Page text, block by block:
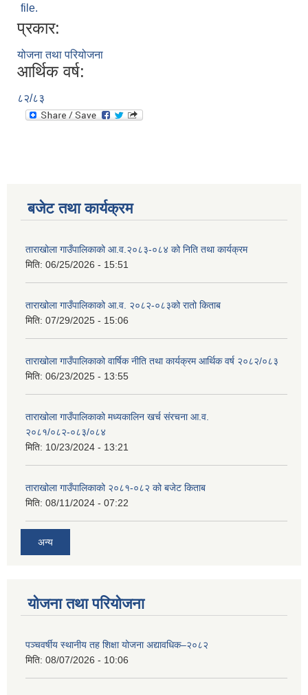
file.
प्रकार:
योजना तथा परियोजना
आर्थिक वर्ष:
८२/८३
बजेट तथा कार्यक्रम
ताराखोला गाउँपालिकाको आ.व.२०८३-०८४ को निति तथा कार्यक्रम
मिति: 06/25/2026 - 15:51
ताराखोला गाउँपालिकाको आ.व. २०८२-०८३को रातो किताब
मिति: 07/29/2025 - 15:06
ताराखोला गाउँपालिकाको वार्षिक नीति तथा कार्यक्रम आर्थिक वर्ष २०८२/०८३
मिति: 06/23/2025 - 13:55
ताराखोला गाउँपालिकाको मध्यकालिन खर्च संरचना आ.व.
२०८१/०८२-०८३/०८४
मिति: 10/23/2024 - 13:21
ताराखोला गाउँपालिकाको २०८१-०८२ को बजेट किताब
मिति: 08/11/2024 - 07:22
अन्य
योजना तथा परियोजना
पञ्चवर्षीय स्थानीय तह शिक्षा योजना अद्यावधिक–२०८२
मिति: 08/07/2026 - 10:06